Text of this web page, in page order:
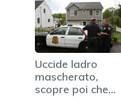
Uccide ladro
mascherato,
scopre poi che